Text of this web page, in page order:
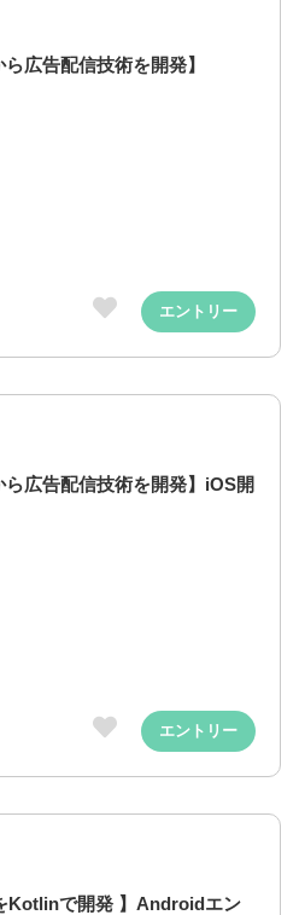
広告配信技術を開発】
エントリー
ら広告配信技術を開発】iOS開
エントリー
Kotlinで開発 】Androidエン